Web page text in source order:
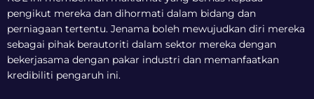
pengikut mereka dan dihormati dalam bidang dan
perniagaan tertentu. Jenama boleh mewujudkan diri mereka
sebagai pihak berautoriti dalam sektor mereka dengan
bekerjasama dengan pakar industri dan memanfaatkan
kredibiliti pengaruh ini.